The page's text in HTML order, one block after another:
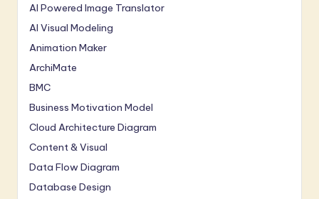
AI Powered Image Translator
AI Visual Modeling
Animation Maker
ArchiMate
BMC
Business Motivation Model
Cloud Architecture Diagram
Content & Visual
Data Flow Diagram
Database Design